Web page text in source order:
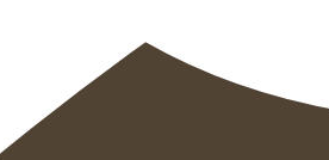
איזה פורמט בא לך?
מודפס